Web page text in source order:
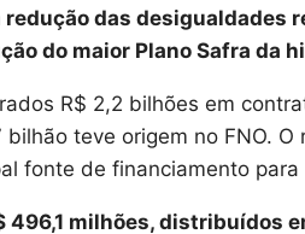
das desigualdades
do maior Plano Safra da
R$ 2,2 bilhões em
teve origem no FNO.
fonte de financiamento
milhões, distribuídos